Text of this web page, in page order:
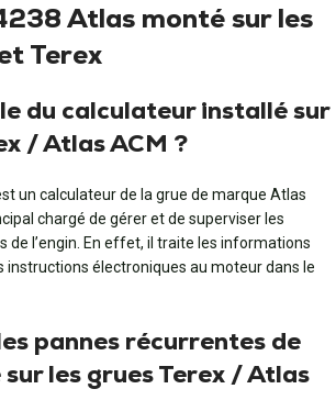
Atlas monté sur les
Terex
du calculateur installé sur
/ Atlas ACM ?
un calculateur de la grue de marque Atlas
chargé de gérer et de superviser les
de l’engin. En effet, il traite les informations
instructions électroniques au moteur dans le
pannes récurrentes de
sur les grues Terex / Atlas